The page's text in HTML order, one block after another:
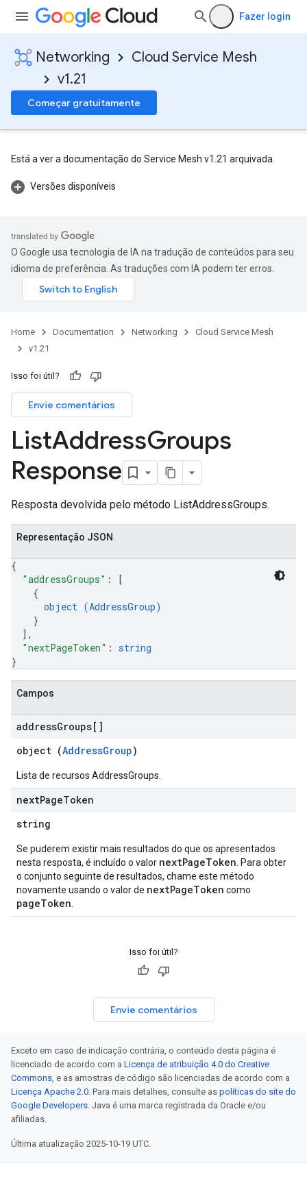
Fazer login
Networking
Cloud Service Mesh
v1.21
Começar gratuitamente
Está a ver a documentação do Service Mesh v1.21 arquivada.
Versões disponíveis
O Google usa tecnologia de IA na tradução de conteúdos para seu
idioma de preferência. As traduções com IA podem ter erros.
Home Documentation Networking
Cloud Service Mesh
v1.21
Isso foi útil?
Envie comentários
ListAddressGroups
Response
Resposta devolvida pelo método ListAddressGroups.
Representação JSON
{
"addressGroups" :
[
{
object (AddressGroup)
}
] ,
"nextPageToken" : string
}
Campos
addressGroups[]
object (AddressGroup)
Lista de recursos AddressGroups.
nextPageToken
string
Se puderem existir mais resultados do que os apresentados
nesta resposta, é incluído o valor nextPageToken . Para obter
o conjunto seguinte de resultados, chame este método
novamente usando o valor de nextPageToken como
pageToken
Isso foi útil?
Envie comentários
Exceto em caso de indicação contrária, o conteúdo desta página é
licenciado de acordo com a Licença de atribuição 4.0 do Creative
Commons, e as amostras de código são licenciadas de acordo com a
Licença Apache 2.0. Para mais detalhes, consulte as políticas do site do
Google Developers. Java é uma marca registrada da Oracle e/ou
afiliadas.
Última atualização 2025-10-19 UTC.